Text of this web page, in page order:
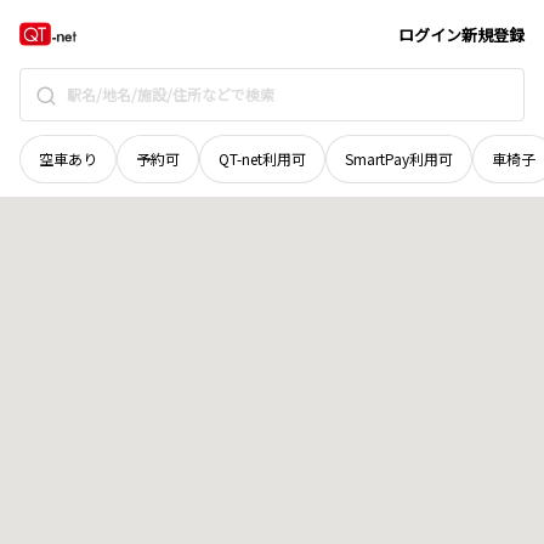
ログイン新規登録
空車あり 予約可 QT-net利用可 SmartPay利用可 車椅子
北海道